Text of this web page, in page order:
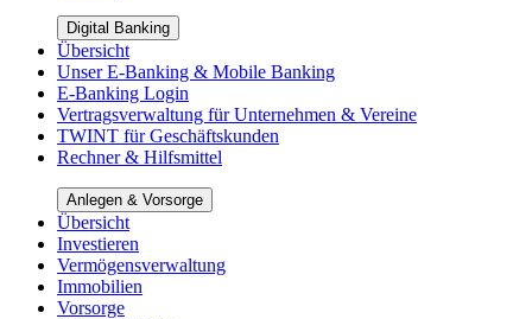
Digital Banking
Übersicht
Unser E-Banking & Mobile Banking
E-Banking Login
Vertragsverwaltung für Unternehmen & Vereine
TWINT für Geschäftskunden
Rechner & Hilfsmittel
Anlegen & Vorsorge
Übersicht
Investieren
Vermögensverwaltung
Immobilien
Vorsorge